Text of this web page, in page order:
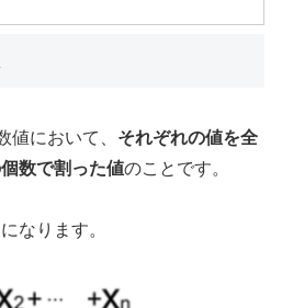
値において、 それぞれの値を全
数で割った値のことです。
なります。